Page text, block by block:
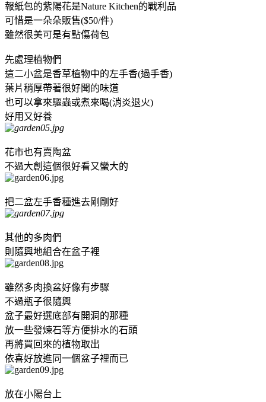
報紙包的紫陽花是Nature Kitchen的戰利品
可惜是一朵朵販售($50/件)
雖然很美可是有點傷荷包
先處理植物們
這二小盆是香草植物中的左手香(過手香)
葉片稍厚帶著很好聞的味道
也可以拿來驅蟲或煮來喝(消炎退火)
好用又好養
花市也有賣陶盆
不過大創這個很好看又蠻大的
把二盆左手香種進去剛剛好
其他的多肉們
則隨興地組合在盆子裡
雖然多肉換盆好像有步驟
不過瓶子很隨興
盆子最好選底部有開洞的那種
放一些發煉石等方便排水的石頭
再將買回來的植物取出
依喜好放進同一個盆子裡而已
放在小陽台上